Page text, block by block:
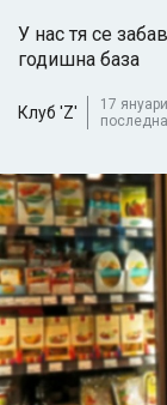
У нас тя се
годишна база
Клуб 'Z'
17